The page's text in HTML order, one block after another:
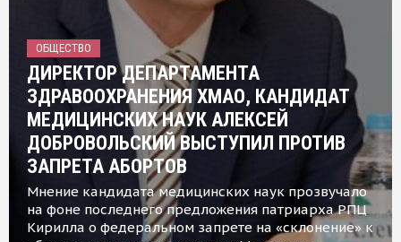
ОБЩЕСТВО
ДИРЕКТОР ДЕПАРТАМЕНТА
ЗДРАВООХРАНЕНИЯ ХМАО, КАНДИДАТ
МЕДИЦИНСКИХ НАУК АЛЕКСЕЙ
ДОБРОВОЛЬСКИЙ ВЫСТУПИЛ ПРОТИВ
ЗАПРЕТА АБОРТОВ
Мнение кандидата медицинских наук прозвучало
на фоне последнего предложения патриарха РПЦ
Кирилла о федеральном запрете на «склонение» к